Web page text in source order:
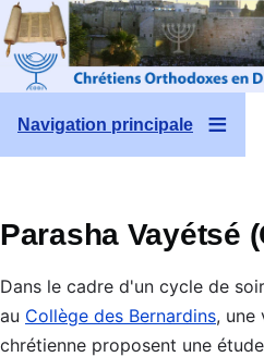
Aller au contenu principal
Navigation principale
Parasha Vayétsé
Dans le cadre d'un cycle de
au Collège des Bernardins, une
chrétienne proposent une